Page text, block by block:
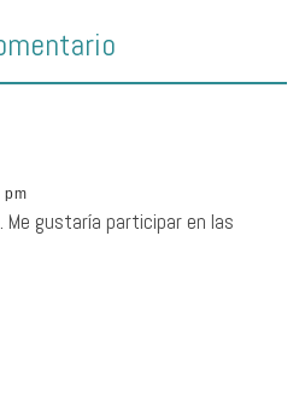
pm
Me gustaría participar en las